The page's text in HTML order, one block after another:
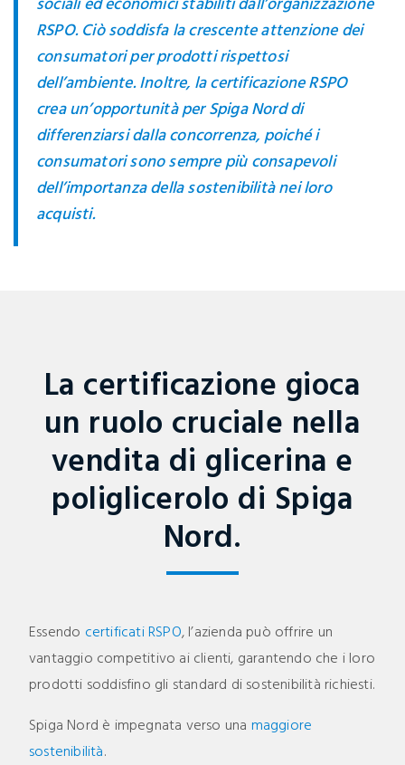
RSPO. Ciò soddisfa la crescente attenzione dei
consumatori per prodotti rispettosi
dell’ambiente. Inoltre, la certificazione RSPO
crea un’opportunità per Spiga Nord di
differenziarsi dalla concorrenza, poiché i
consumatori sono sempre più consapevoli
dell’importanza della sostenibilità nei loro
acquisti.
La certificazione gioca
un ruolo cruciale nella
vendita di glicerina e
poliglicerolo di Spiga
Nord.
Essendo certificati RSPO, l’azienda può offrire un
vantaggio competitivo ai clienti, garantendo che i loro
prodotti soddisfino gli standard di sostenibilità richiesti.
Spiga Nord è impegnata verso una maggiore
sostenibilità.